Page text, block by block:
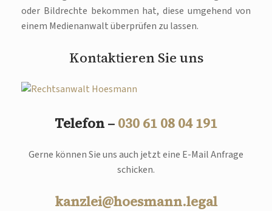
oder Bildrechte bekommen hat, diese umgehend von
einem Medienanwalt überprüfen zu lassen.
Kontaktieren Sie uns
Telefon – 030 61 08 04 191
Gerne können Sie uns auch jetzt eine E-Mail Anfrage
schicken.
kanzlei@hoesmann.legal